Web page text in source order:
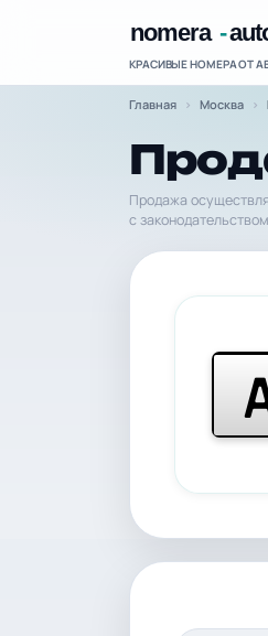
КРАСИВЫЕ НОМЕРА ОТ
Главная Москва
Продажа
с